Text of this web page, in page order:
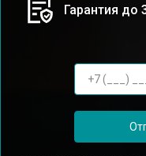
Гарантия до